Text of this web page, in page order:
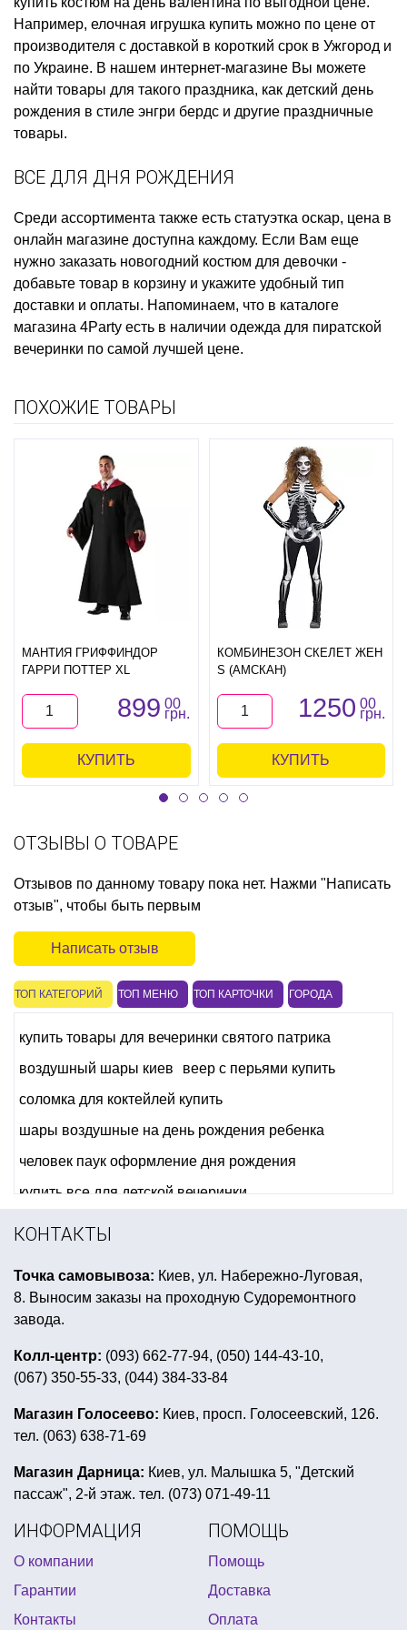
Например, елочная игрушка купить можно по цене от
производителя с доставкой в короткий срок в Ужгород и
по Украине. В нашем интернет-магазине Вы можете
найти товары для такого праздника, как детский день
рождения в стиле энгри бердс и другие праздничные
товары.
ВСЕ ДЛЯ ДНЯ РОЖДЕНИЯ
Среди ассортимента также есть статуэтка оскар, цена в
онлайн магазине доступна каждому. Если Вам еще
нужно заказать новогодний костюм для девочки -
добавьте товар в корзину и укажите удобный тип
доставки и оплаты. Напоминаем, что в каталоге
магазина 4Party есть в наличии одежда для пиратской
вечеринки по самой лучшей цене.
ПОХОЖИЕ ТОВАРЫ
МАНТИЯ ГРИФФИНДОР
ГАРРИ ПОТТЕР XL
899 00
грн.
КУПИТЬ
КОМБИНЕЗОН СКЕЛЕТ ЖЕН
S (АМСКАН)
1250 00
грн.
КУПИТЬ
ОТЗЫВЫ О ТОВАРЕ
Отзывов по данному товару пока нет. Нажми "Написать
отзыв", чтобы быть первым
Написать отзыв
ТОП КАТЕГОРИЙ ТОП МЕНЮ ТОП КАРТОЧКИ ГОРОДА
купить товары для вечеринки святого патрика
воздушный шары киев
веер с перьями купить
соломка для коктейлей купить
шары воздушные на день рождения ребенка
человек паук оформление дня рождения
купить все для детской вечеринки
день рождение в стиле индейцев
ковбойские шляпы киев
костюмы аниматоров купить
новогодний декор
купить мужской карнавальный костюм
день рождения хелло китти
баннер на хэллоуин
свечи фейерверк для торта купить киев
купить подвесной декор на день влюбленных
день рождения в стиле леди баг
шары на гавайскую вечеринку
день рождения в стиле русалочки ариэль
латексные маски киев
купить новогодний парик
день рождения в стиле винни пуха
КОНТАКТЫ
Точка самовывоза: Киев, ул. Набережно-Луговая,
8. Выносим заказы на проходную Судоремонтного
завода.
Колл-центр: (093) 662-77-94, (050) 144-43-10,
(067) 350-55-33, (044) 384-33-84
Магазин Голосеево: Киев, просп. Голосеевский, 126.
тел. (063) 638-71-69
Магазин Дарница: Киев, ул. Малышка 5, "Детский
пассаж", 2-й этаж. тел. (073) 071-49-11
ИНФОРМАЦИЯ
О компании
Гарантии
Контакты
ПОМОЩЬ
Помощь
Доставка
Оплата